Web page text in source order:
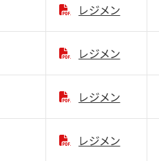
レジメン
レジメン
レジメン
レジメン